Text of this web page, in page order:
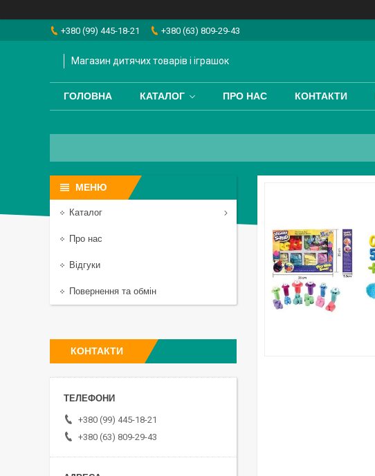
+380 (99) 445-18-21 +380 (63) 809-29-43
Магазин дитячих товарів і іграшок
ГОЛОВНА КАТАЛОГ ПРО НАС КОНТАКТИ
Каталог
Про нас
Відгуки
Повернення та обмін
КОНТАКТИ
+380 (99) 445-18-21
+380 (63) 809-29-43